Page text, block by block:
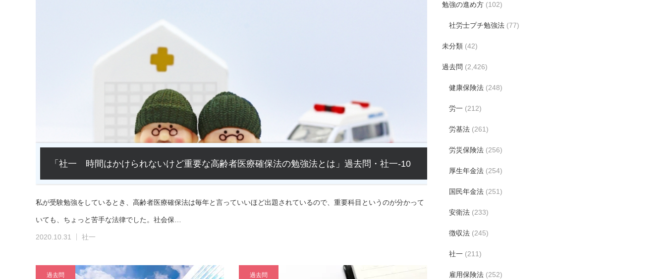
「社一 時間はかけられないけど重要な高齢者医療確保法の勉強法とは」過去問・社一-10
私が受験勉強をしているとき、高齢者医療確保法は毎年と言っていいほど出題されているので、重要科目というのが分かって
いても、ちょっと苦手な法律でした。社会保…
2020.10.31 社一
過去問 過去問
勉強の進め方 (102)
社労士プチ勉強法 (77)
未分類 (42)
過去問 (2,426)
健康保険法 (248)
労一 (212)
労基法 (261)
労災保険法 (256)
厚生年金法 (254)
国民年金法 (251)
安衛法 (233)
徴収法 (245)
社一 (211)
雇用保険法 (252)